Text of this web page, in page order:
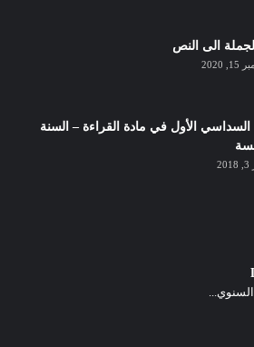
الى النص
2020
السداسي الأول في مادة القراءة – السنة
السنوي...